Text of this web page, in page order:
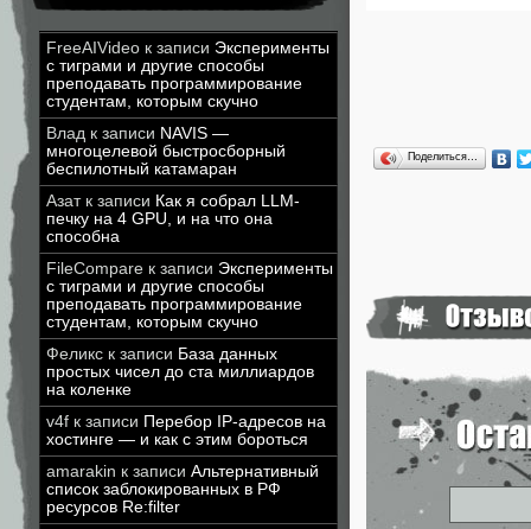
FreeAIVideo к записи Эксперименты
с тиграми и другие способы
преподавать программирование
студентам, которым скучно
Влад к записи NAVIS —
многоцелевой быстросборный
беспилотный катамаран
Азатк записи Как я собрал LLM-
печку на 4 GPU, и на что она
способна
FileCompare к записи Эксперименты
с тиграми и другие способы
преподавать программирование
студентам, которым скучно
Феликс к записи База данных
простых чисел до ста миллиардов
на коленке
v4f к записи Перебор IP-адресов на
хостинге — и как с этим бороться
amarakin к записи Альтернативный
список заблокированных в РФ
ресурсов Re:filter
Поделиться…